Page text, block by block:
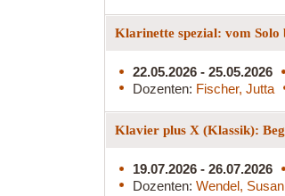
Klarinette spezial: vom
22.05.2026 - 25.05.2026
Dozenten: Fischer, Jutta
Klavier plus X (Klassik):
19.07.2026 - 26.07.2026
Dozenten: Wendel,